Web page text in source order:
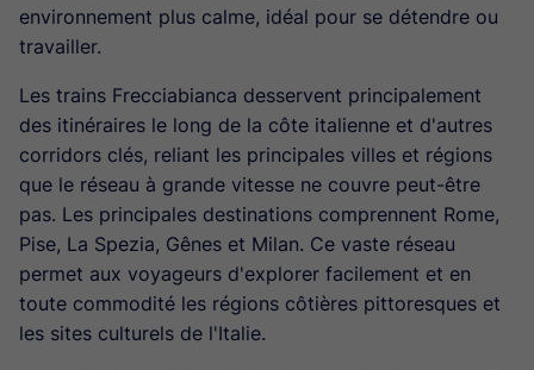
environnement plus calme, idéal pour se détendre ou
travailler.
Les trains Frecciabianca desservent principalement
des itinéraires le long de la côte italienne et d'autres
corridors clés, reliant les principales villes et régions
que le réseau à grande vitesse ne couvre peut-être
pas. Les principales destinations comprennent Rome,
Pise, La Spezia, Gênes et Milan. Ce vaste réseau
permet aux voyageurs d'explorer facilement et en
toute commodité les régions côtières pittoresques et
les sites culturels de l'Italie.